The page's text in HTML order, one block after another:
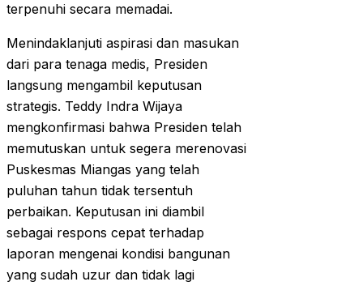
terpenuhi secara memadai.
Menindaklanjuti aspirasi dan masukan
dari para tenaga medis, Presiden
langsung mengambil keputusan
strategis. Teddy Indra Wijaya
mengkonfirmasi bahwa Presiden telah
memutuskan untuk segera merenovasi
Puskesmas Miangas yang telah
puluhan tahun tidak tersentuh
perbaikan. Keputusan ini diambil
sebagai respons cepat terhadap
laporan mengenai kondisi bangunan
yang sudah uzur dan tidak lagi